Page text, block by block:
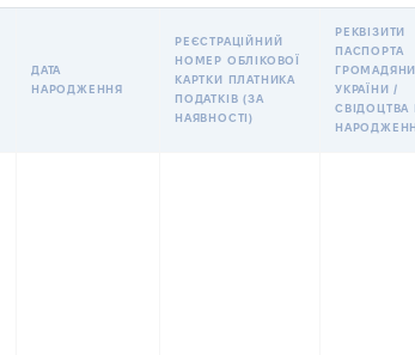
ДАТА
НАРОДЖЕННЯ
РЕЄСТРАЦІЙНИЙ
НОМЕР ОБЛІКОВОЇ
КАРТКИ ПЛАТНИКА
ПОДАТКІВ (ЗА
НАЯВНОСТІ)
РЕКВІЗИТИ
ПАСПОРТА
УКРАЇНИ /
СВІДОЦТВА